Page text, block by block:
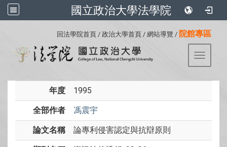
國立政治大學法學院
回法學院首頁 / 政治大學首頁 / 網站導覽 / 院館專區
Toggle
年度 1995
全部作者 馮震宇
論文名稱 論專利侵害認定與抗辯原則